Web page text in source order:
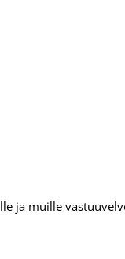
ja muille